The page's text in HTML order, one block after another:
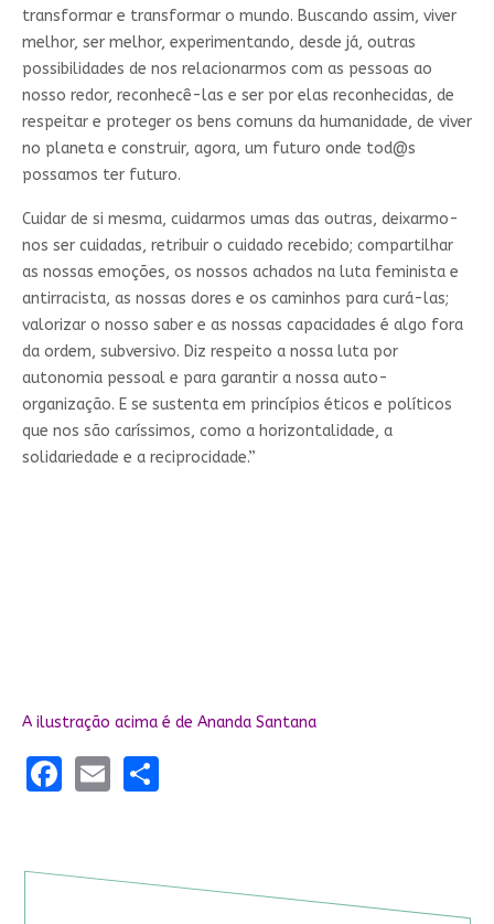
transformar e transformar o mundo. Buscando assim, viver
melhor, ser melhor, experimentando, desde já, outras
possibilidades de nos relacionarmos com as pessoas ao
nosso redor, reconhecê-las e ser por elas reconhecidas, de
respeitar e proteger os bens comuns da humanidade, de viver
no planeta e construir, agora, um futuro onde tod@s
possamos ter futuro.
Cuidar de si mesma, cuidarmos umas das outras, deixarmo-
nos ser cuidadas, retribuir o cuidado recebido; compartilhar
as nossas emoções, os nossos achados na luta feminista e
antirracista, as nossas dores e os caminhos para curá-las;
valorizar o nosso saber e as nossas capacidades é algo fora
da ordem, subversivo. Diz respeito a nossa luta por
autonomia pessoal e para garantir a nossa auto-
organização. E se sustenta em princípios éticos e políticos
que nos são caríssimos, como a horizontalidade, a
solidariedade e a reciprocidade.”
A ilustração acima é de Ananda Santana
Facebook
EmailShare